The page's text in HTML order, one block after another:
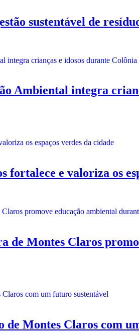
sustentável de
integra
e valoriza os
Montes Claros
Montes Claros com